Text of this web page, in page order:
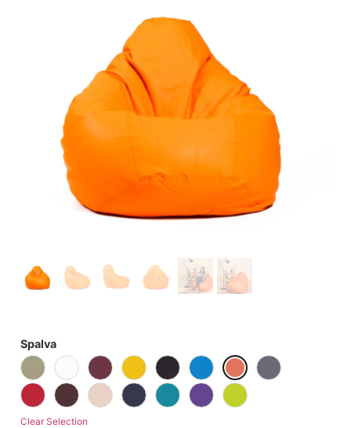
Spalva
Clear Selection